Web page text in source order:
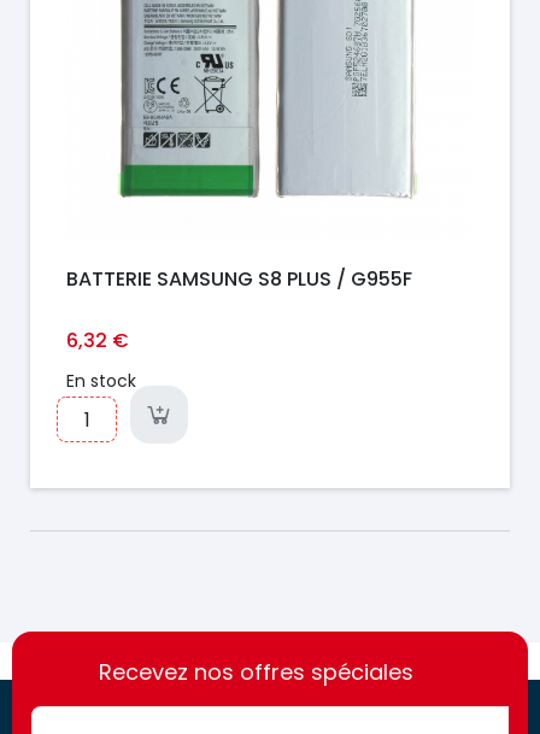
BATTERIE SAMSUNG S8 PLUS / G955F
6,32 €
En stock
https://france-
access.fr
https://france-
access.fr
Recevez nos offres spéciales